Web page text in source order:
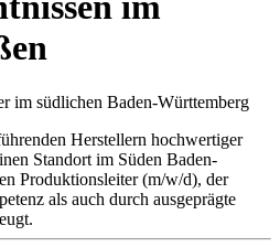
im südlichen Baden-Württemberg
Herstellern hochwertiger
Standort im Süden Baden-
Produktionsleiter (m/w/d), der
als auch durch ausgeprägte